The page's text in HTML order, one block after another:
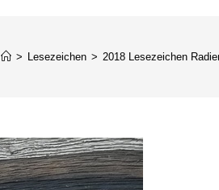
> Lesezeichen > 2018 Lesezeichen